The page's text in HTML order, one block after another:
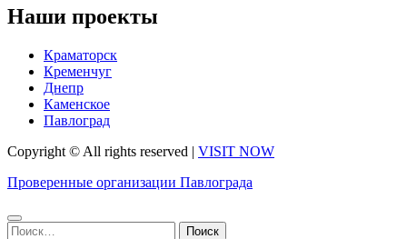
Наши проекты
Краматорск
Кременчуг
Днепр
Каменское
Павлоград
Copyright © All rights reserved | VISIT NOW
Проверенные организации Павлограда
Найти: